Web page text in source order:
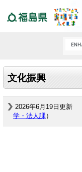
文化振興
2026年6月19日更新
学・法人課）